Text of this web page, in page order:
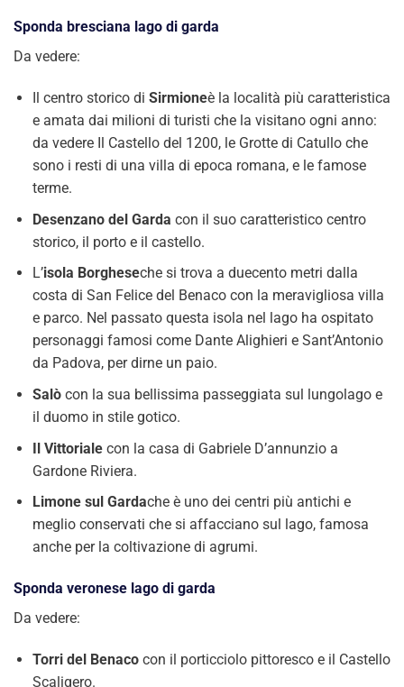
Sponda bresciana lago di garda
Da vedere:
Il centro storico di Sirmioneè la località più caratteristica
e amata dai milioni di turisti che la visitano ogni anno:
da vedere Il Castello del 1200, le Grotte di Catullo che
sono i resti di una villa di epoca romana, e le famose
terme.
Desenzano del Garda con il suo caratteristico centro
storico, il porto e il castello.
L’isola Borgheseche si trova a duecento metri dalla
costa di San Felice del Benaco con la meravigliosa villa
e parco. Nel passato questa isola nel lago ha ospitato
personaggi famosi come Dante Alighieri e Sant’Antonio
da Padova, per dirne un paio.
Salò con la sua bellissima passeggiata sul lungolago e
il duomo in stile gotico.
Il Vittorialecon la casa di Gabriele D’annunzio a
Gardone Riviera.
Limone sul Gardache è uno dei centri più antichi e
meglio conservati che si affacciano sul lago, famosa
anche per la coltivazione di agrumi.
Sponda veronese lago di garda
Da vedere:
Torri del Benacocon il porticciolo pittoresco e il Castello
Scaligero.